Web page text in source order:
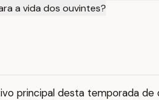
a vida dos ouvintes?
principal desta temporada